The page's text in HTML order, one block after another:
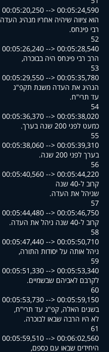
00:05:20,250 --> 00:05:24,590
,הוא ציווה שיהיה אחריו מנהיג העדה
.רבי פינחס
52
00:05:26,240 --> 00:05:28,540
,הרב רבי פינחס היה בבוכרה
53
00:05:29,550 --> 00:05:35,780
הנהיג את העדה משנת תקפ"ג
.עד תרי"ח
54
00:05:36,370 --> 00:05:38,020
.כמעט לפני 200 שנה בערך
55
00:05:38,060 --> 00:05:39,310
.בערך לפני 200 שנה
56
00:05:40,560 --> 00:05:44,220
קרוב ל-40 שנה
.שניהל את העדה
57
00:05:44,480 --> 00:05:46,750
.קרוב ל-40 שנה ניהל את העדה
58
00:05:47,440 --> 00:05:50,710
,ניהל אותה על יסודות התורה
59
00:05:51,330 --> 00:05:53,340
.לקרבם לאביהם שבשמיים
60
00:05:53,730 --> 00:05:59,150
,בשנים האלה, קפ"ג עד תרי"ח
.לא היו הרבה שבאו לבוכרה
61
00:05:59,510 --> 00:06:02,560
,היחידים שבאו עם כספם